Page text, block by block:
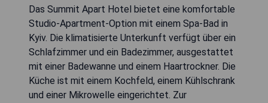
Das Summit Apart Hotel bietet eine komfortable
Studio-Apartment-Option mit einem Spa-Bad in
Kyiv. Die klimatisierte Unterkunft verfügt über ein
Schlafzimmer und ein Badezimmer, ausgestattet
mit einer Badewanne und einem Haartrockner. Die
Küche ist mit einem Kochfeld, einem Kühlschrank
und einer Mikrowelle eingerichtet. Zur